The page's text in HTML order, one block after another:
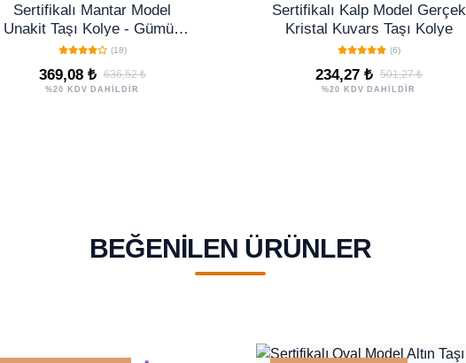
Sertifikalı Mantar Model
Unakit Taşı Kolye - Gümüş
Aparatlı(18)
369,08 ₺ 636,52 ₺
%20 KDV DAHİLDİR
Sertifikalı Kalp Model Gerçek
Kristal Kuvars Taşı Kolye
(6)
234,27 ₺ 501,27 ₺
%20 KDV DAHİLDİR
BEĞENILEN ÜRÜNLER